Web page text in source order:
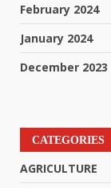
February 2024
January 2024
December 2023
CATEGORIES
AGRICULTURE